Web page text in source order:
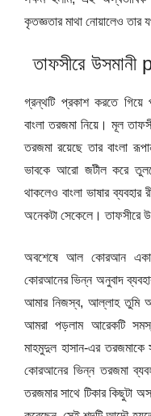
কৃতজ্ঞতার মাথা নোয়ালেও তার
তাফসীরে
গ্রন্থটি প্রকাশ করতে
বাংলা তরজমা নিয়ে। মূল
তরজমা রয়েছে তার বাংলা
ভাবকে আরো জটীল করে
থাকলেও বাংলা ভাষার
অনেকটা সেকেলে। তাফসীরে
অবশেষে আল কোরআন
কোরআনের ভিন্ন অনুবাদ
আমার নিজস্ব, আল্লাহ তুমি
আমরা পড়লাম আরেকটি
মাহমুদুল হাসান-এর তরজমাকে
কোরআনের ভিন্ন তরজমা
তরজমার সাথে টিকার কিছুটা